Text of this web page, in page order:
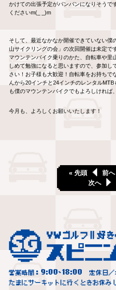
かけての出張予定がパンパンになりそうで
くださいm(_ _)m
そして、最近なかなか開催できていない僕
山サイクリングの会」の次回開催は未定です
マウンテンバイク乗りのかた、自転車や里
しめて勉強になると思いますので、参加
さい！お子様も大歓迎！自転車をお持ちで
んから20インチと24インチのレンタル
も僕のマウンテンバイクでもよろしければ
今月も、よろしくお願いいたします！
« 先頭 前へ
次へ
営業時間： 9:00~18:00
定休日／
たまにサーキットに行くときお休み